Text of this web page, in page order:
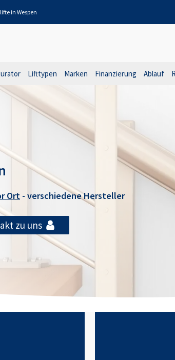
in Wespen
Lifttypen Marken Finanzierung Ablauf
Ort - verschiedene Hersteller
zu uns